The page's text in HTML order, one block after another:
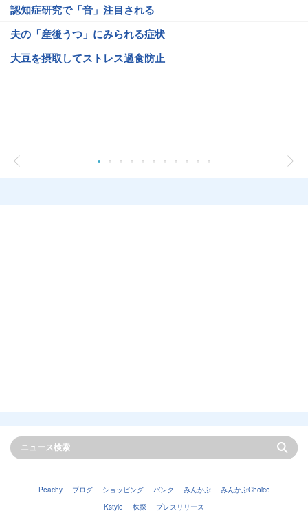
認知症研究で「音」注目される
夫の「産後うつ」にみられる症状
大豆を摂取してストレス過食防止
Peachy ブログ ショッピング バンク みんかぶ
みんかぶChoice
Kstyle
株探 プレスリリース